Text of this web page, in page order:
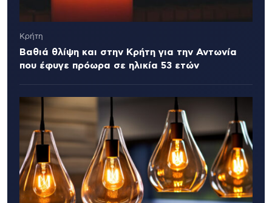
Κρήτη
Βαθιά θλίψη και στην Κρήτη για την Αντωνία
που έφυγε πρόωρα σε ηλικία 53 ετών